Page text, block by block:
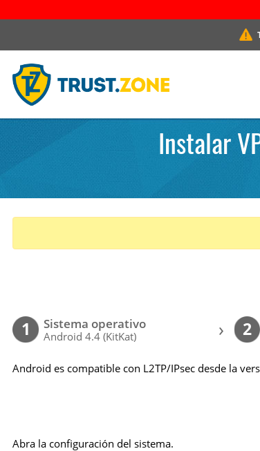
Instalar
1 Sistema operativo
Android 4.4 (KitKat) › 2
Android es compatible con L2TP/IPsec desde la
Abra la configuración del sistema.